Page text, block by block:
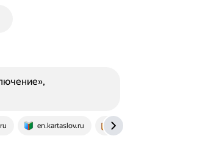
en.kartaslov.ru